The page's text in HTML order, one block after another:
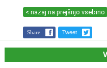
< nazaj na prejšnjo vsebino
Share Tweet